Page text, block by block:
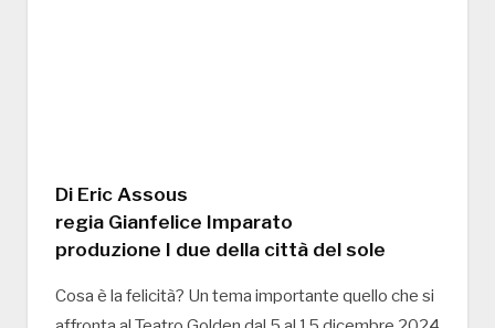
Di Eric Assous
regia Gianfelice Imparato
produzione I due della città del sole
Cosa è la felicità? Un tema importante quello che si